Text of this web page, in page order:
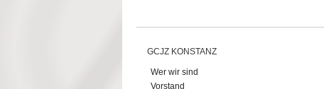
GCJZ KONSTANZ
Wer wir sind
Vorstand